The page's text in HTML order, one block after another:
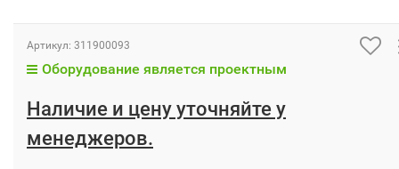
Артикул: 311900093
Оборудование является проектным
Наличие и цену уточняйте у
менеджеров.